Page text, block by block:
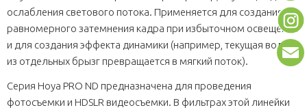
ослабления светового потока. Применяется для создания
равномерного затемнения кадра при избыточном освещении
и для создания эффекта динамики (например, текущая вода
из отдельных брызг превращается в мягкий поток).
Серия Hoya PRO ND предназначена для проведения
фотосъемки и HDSLR видеосъемки. В фильтрах этой линейки